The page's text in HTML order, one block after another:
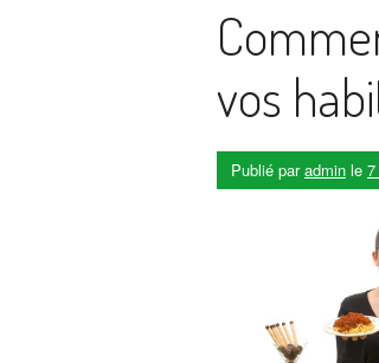
vos
Publié paradmin le